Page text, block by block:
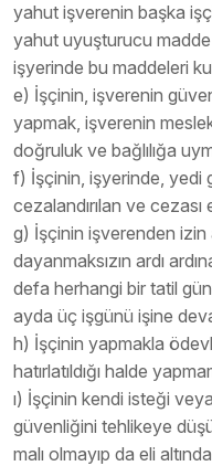
yahut işverenin başka
yahut uyuşturucu madde
işyerinde bu maddeleri
e) İşçinin, işverenin
yapmak, işverenin
doğruluk ve bağlılığa
f) İşçinin, işyerinde, yedi
cezalandırılan ve
g) İşçinin işverenden izin
dayanmaksızın ardı
defa herhangi bir tatil
ayda üç işgünü işine
h) İşçinin yapmakla
hatırlatıldığı halde
ı) İşçinin kendi isteği
güvenliğini tehlikeye
malı olmayıp da eli